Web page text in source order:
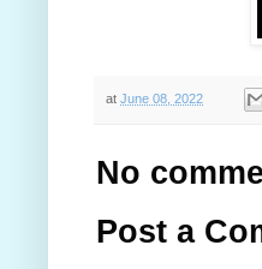
at June 08, 2022
No
Post a